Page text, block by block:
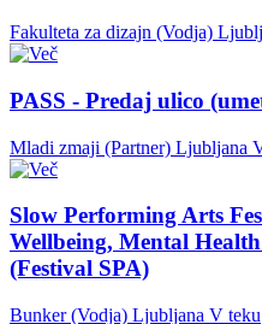
Fakulteta za dizajn (Vodja)
PASS - Predaj ulico
Mladi zmaji (Partner) Ljubljana
Slow Performing Arts
Wellbeing, Mental
(Festival SPA)
Bunker (Vodja) Ljubljana V teku